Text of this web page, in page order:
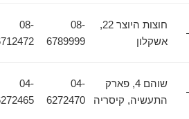
חוצות היוצר 22,
אשקלון
08-
6789999
08-
6712472
שוהם 4, פארק
התעשיה, קיסריה
04-
6272470
04-
6272465